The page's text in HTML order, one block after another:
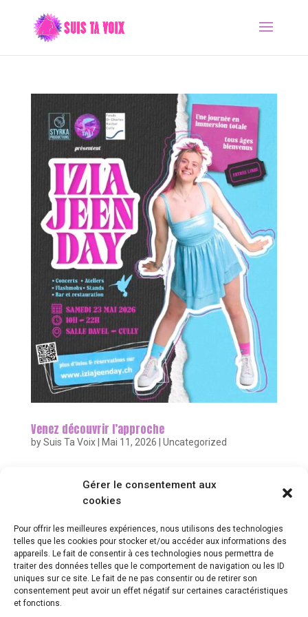
Gérer le consentement aux
cookies
Pour offrir les meilleures expériences, nous utilisons des technologies
telles que les cookies pour stocker et/ou accéder aux informations des
appareils. Le fait de consentir à ces technologies nous permettra de
traiter des données telles que le comportement de navigation ou les ID
uniques sur ce site. Le fait de ne pas consentir ou de retirer son
consentement peut avoir un effet négatif sur certaines caractéristiques
et fonctions.
Venez découvrir l’approche
bySuis Ta Voix| Mai 11, 2026 Uncategorized
l’honneur de l’artiste romande Izia Jeen. Venez y
découvrir mon approche de la voix et de la respiration !
dans la chanson et la comédie musicale. Elle...
© 2026 – Suistavoix.ch |Conditions générales| Politique de